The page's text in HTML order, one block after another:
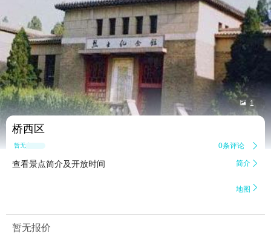
 1
桥西区
暂无点评 0条评论 
查看景点简介及开放时间 简介 
地图 
暂无报价